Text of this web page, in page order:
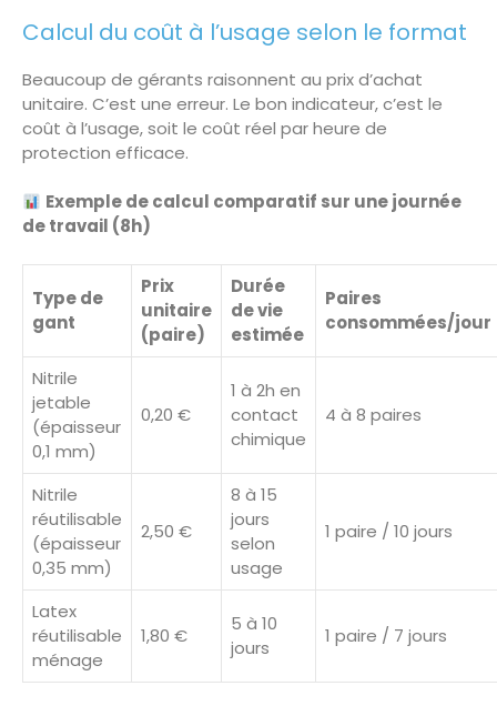
Calcul du coût à l’usage selon le format
Beaucoup de gérants raisonnent au prix d’achat
unitaire. C’est une erreur. Le bon indicateur, c’est le
coût à l’usage, soit le coût réel par heure de
protection efficace.
Exemple de calcul comparatif sur une journée
de travail (8h)
Type de
gant
Prix
unitaire
(paire)
Durée
de vie
estimée
Paires
consommées/jour
Nitrile
jetable
(épaisseur
0,1 mm)
0,20 €
1 à 2h en
contact
chimique
4 à 8 paires
Nitrile
réutilisable
(épaisseur
0,35 mm)
2,50 €
8 à 15
jours
selon
usage
1 paire / 10 jours
Latex
réutilisable
ménage
1,80 €
5 à 10
jours
1 paire / 7 jours